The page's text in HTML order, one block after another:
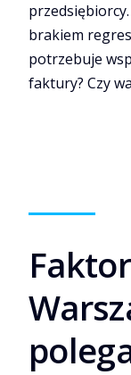
brakiem
potrzebuje
faktury? Czy